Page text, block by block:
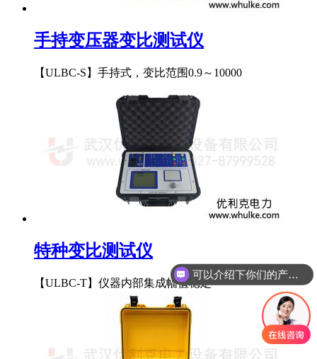
手持变压器变比测试仪
【ULBC-S】手持式，变比范围0.9～10000
特种变比测试仪
【ULBC-T】仪器内部集成幅值稳定你们是怎么收费的呢